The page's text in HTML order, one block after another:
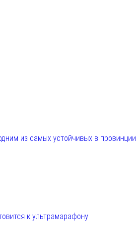
из самых устойчивых в провинции
к ультрамарафону